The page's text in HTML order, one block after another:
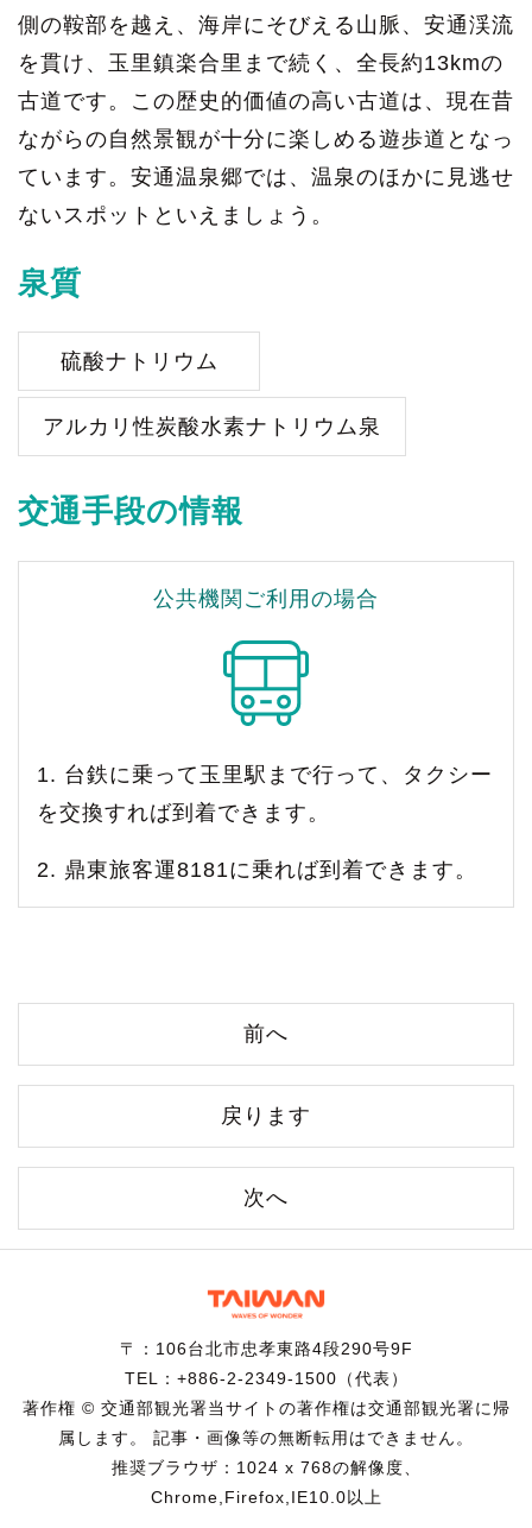
側の鞍部を越え、海岸にそびえる山脈、安通渓流
を貫け、玉里鎮楽合里まで続く、全長約13kmの
古道です。この歴史的価値の高い古道は、現在昔
ながらの自然景観が十分に楽しめる遊歩道となっ
ています。安通温泉郷では、温泉のほかに見逃せ
ないスポットといえましょう。
泉質
硫酸ナトリウム
アルカリ性炭酸水素ナトリウム泉
交通手段の情報
公共機関ご利用の場合
1. 台鉄に乗って玉里駅まで行って、タクシー
を交換すれば到着できます。
2. 鼎東旅客運8181に乗れば到着できます。
前へ
戻ります
次へ
〒：106台北市忠孝東路4段290号9F
TEL：+886-2-2349-1500（代表）
著作権 © 交通部観光署当サイトの著作権は交通部観光署に帰
属します。 記事・画像等の無断転用はできません。
推奨ブラウザ：1024 x 768の解像度、
Chrome,Firefox,IE10.0以上